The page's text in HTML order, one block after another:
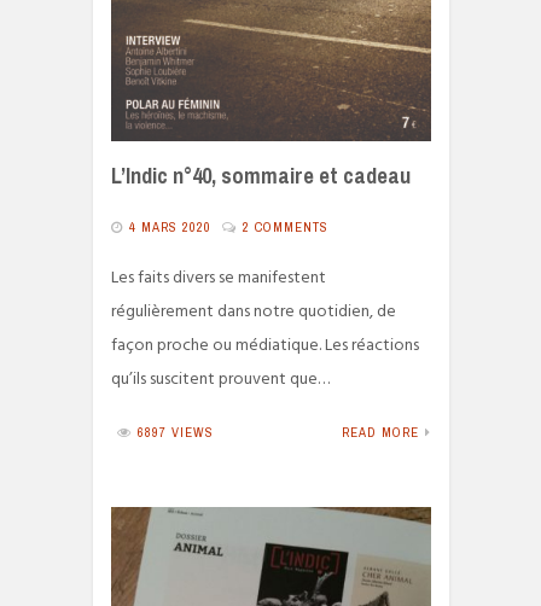
L’Indic n°40, sommaire et cadeau
4 MARS 2020 2 COMMENTS
Les faits divers se manifestent
régulièrement dans notre quotidien, de
façon proche ou médiatique. Les réactions
qu’ils suscitent prouvent que…
6897 VIEWS READ MORE